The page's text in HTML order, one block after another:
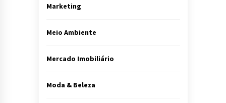
Marketing
Meio Ambiente
Mercado Imobiliário
Moda & Beleza